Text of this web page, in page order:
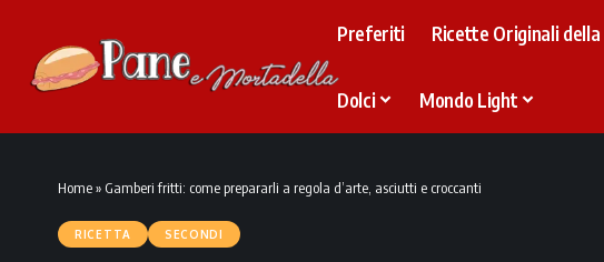
Preferiti Ricette Originali
Dolci Mondo Light
Home» Gamberi fritti: come prepararli a regola d’arte, asciutti e croccanti
RICETTA SECONDI